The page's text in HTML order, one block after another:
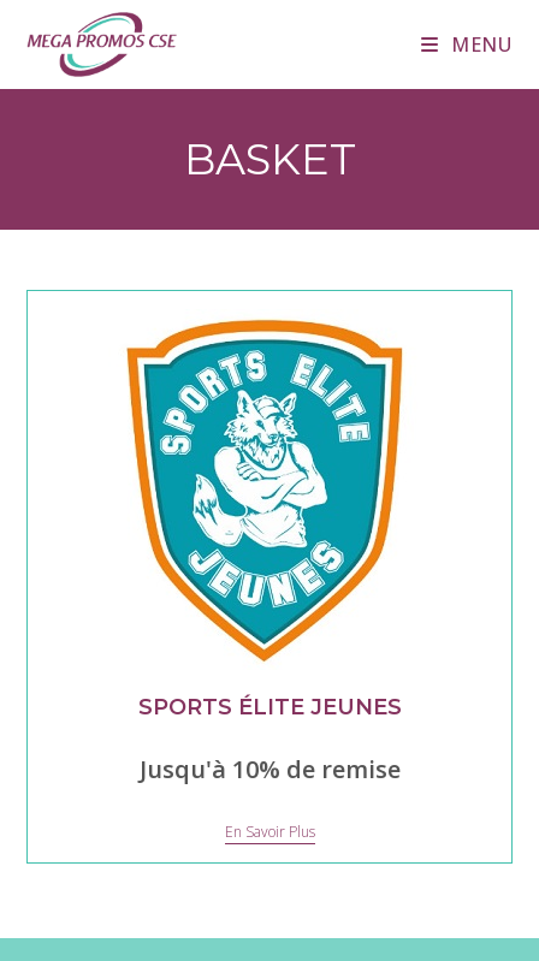
MENU
BASKET
SPORTS ÉLITE JEUNES
Jusqu'à 10% de remise
En Savoir PlusSports
Élite